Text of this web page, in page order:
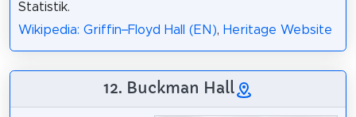
Statistik.
Wikipedia: Griffin–Floyd Hall (EN), Heritage Website
12. Buckman Hall